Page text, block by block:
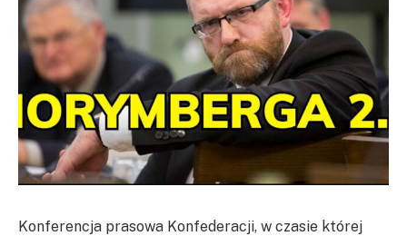
Konferencja prasowa Konfederacji, w czasie której